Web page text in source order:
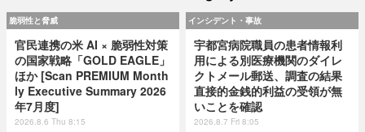
脆弱性と脅威
官民連携の米 AI × 脆弱性対策
の国家戦略「GOLD EAGLE」
ほか [Scan PREMIUM Month
ly Executive Summary 2026
年7月度]
2026.8.6 Thu 8:15
インシデント・事故
宇都宮病院職員の患者情報利
用による別医療機関のダイレ
クトメール郵送、調査の結果
直接的金銭的利益の受領が無
いことを確認
2026.8.7 Fri 8:05